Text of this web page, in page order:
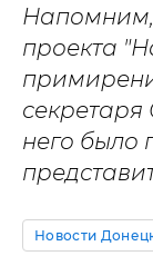
Напомним,
проекта
него было
Новости